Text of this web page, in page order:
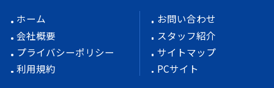
ホーム
会社概要
プライバシーポリシー
利用規約
お問い合わせ
スタッフ紹介
サイトマップ
PCサイト